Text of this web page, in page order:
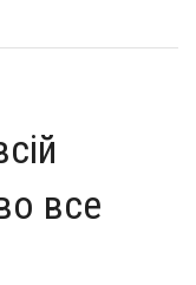
все